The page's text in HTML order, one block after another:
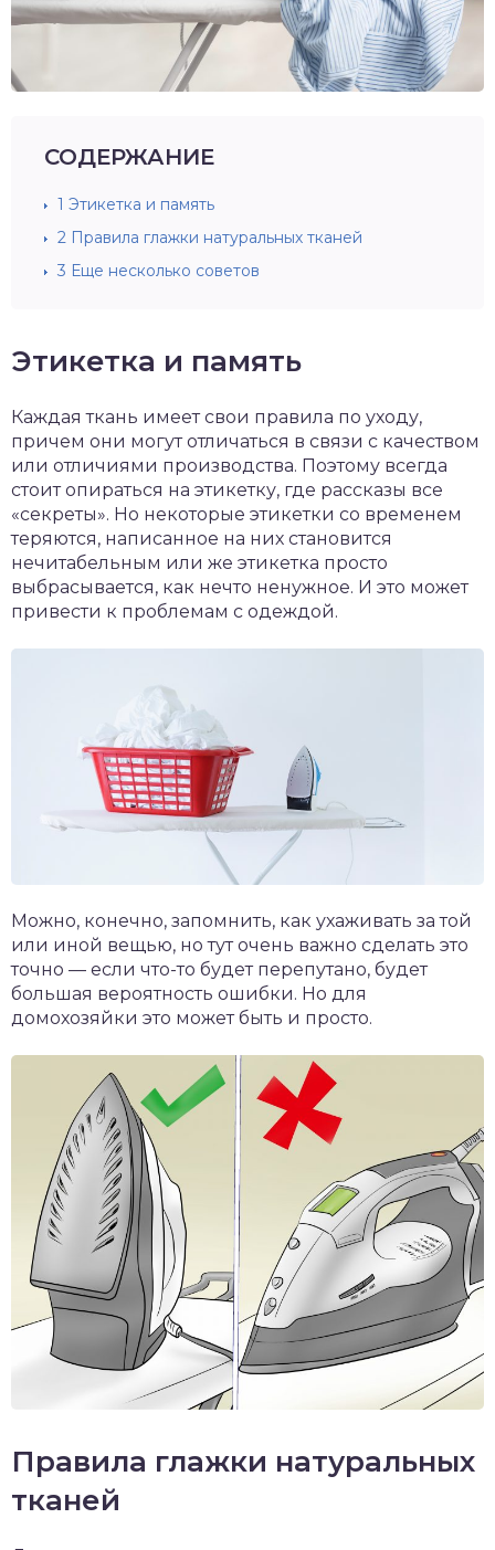
СОДЕРЖАНИЕ
1 Этикетка и память
2 Правила глажки натуральных тканей
3 Еще несколько советов
Этикетка и память
Каждая ткань имеет свои правила по уходу,
причем они могут отличаться в связи с качеством
или отличиями производства. Поэтому всегда
стоит опираться на этикетку, где рассказы все
«секреты». Но некоторые этикетки со временем
теряются, написанное на них становится
нечитабельным или же этикетка просто
выбрасывается, как нечто ненужное. И это может
привести к проблемам с одеждой.
Можно, конечно, запомнить, как ухаживать за той
или иной вещью, но тут очень важно сделать это
точно — если что-то будет перепутано, будет
большая вероятность ошибки. Но для
домохозяйки это может быть и просто.
Правила глажки натуральных
тканей